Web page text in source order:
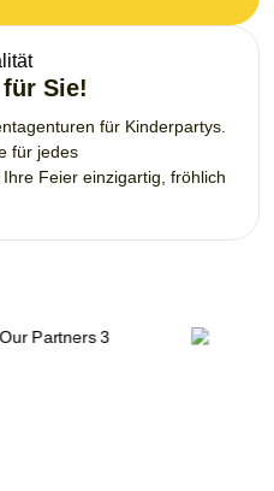
Sie!
für Kinderpartys.
für jedes
Feier einzigartig, fröhlich